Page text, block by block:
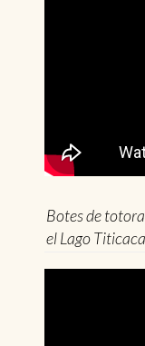
Botes de
el Lago Titicaca